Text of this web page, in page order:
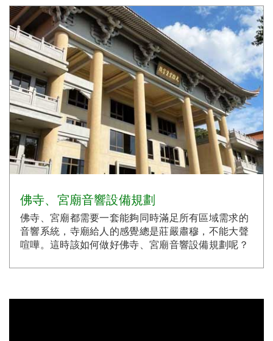
佛寺、宮廟音響設備規劃
佛寺、宮廟都需要一套能夠同時滿足所有區域需求的
音響系統，寺廟給人的感覺總是莊嚴肅穆，不能大聲
喧嘩。這時該如何做好佛寺、宮廟音響設備規劃呢？